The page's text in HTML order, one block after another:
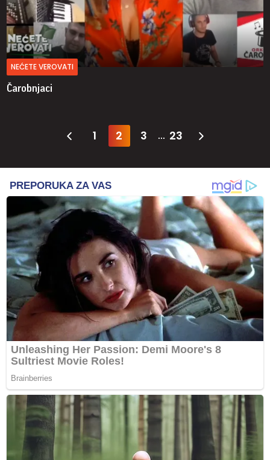
NEĆETE VEROVATI
Čarobnjaci
1 2 3 ... 23